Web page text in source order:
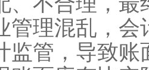
管理混乱，
监管，导致